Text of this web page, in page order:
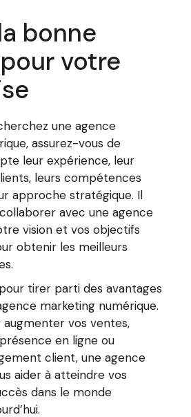
bonne
votre
une agence
assurez-vous de
leur expérience, leur
leurs compétences
approche stratégique. Il
avec une agence
vision et vos objectifs
obtenir les meilleurs
tirer parti des avantages
marketing numérique.
vos ventes,
en ligne ou
client, une agence
aider à atteindre vos
dans le monde